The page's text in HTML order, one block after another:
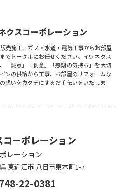
クスコーポレーション
売施工、ガス・水道・電気工事からお部屋
でトータルにお任せください。イワネクス
「誠意」「創意」「感謝の気持ち」を大切
ンの供給から工事、お部屋のリフォームな
想いをカタチにするお手伝いをいたしま
ーポレーション
レーション
東近江市 八日市東本町1-7
22-0381